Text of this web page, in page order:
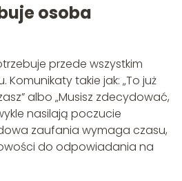
osoba
przede wszystkim
takie jak: „To już
albo „Musisz zdecydować,
nasilają poczucie
zaufania wymaga czasu,
do odpowiadania na